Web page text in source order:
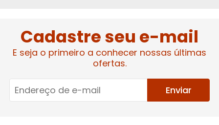
Cadastre seu e-mail
E seja o primeiro a conhecer nossas últimas
ofertas.
Enviar